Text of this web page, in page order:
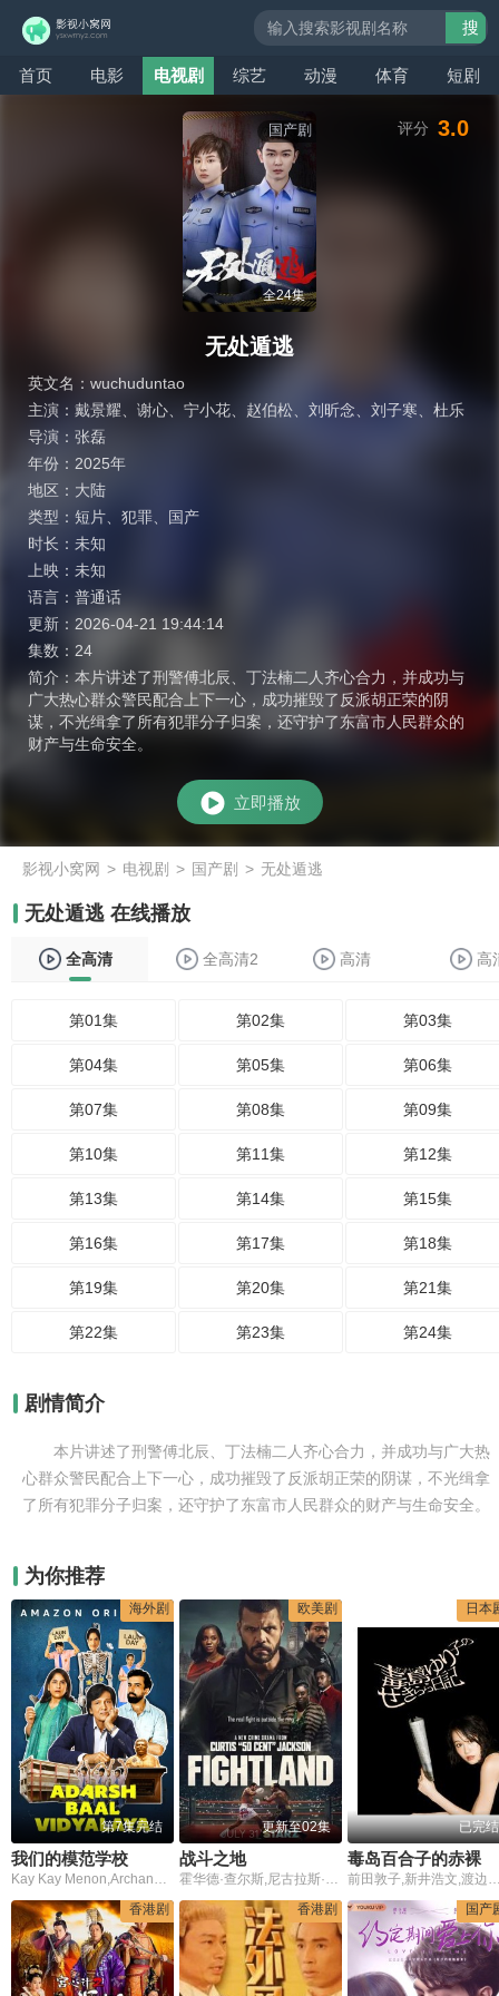
首页 电影 电视剧 综艺 动漫 体育 短剧
搜
国产剧
全24集
无处遁逃
英文名： wuchuduntao
主演： 戴景耀 谢心 宁小花 赵伯松 刘昕念 刘子寒
杜乐
导演： 张磊
年份： 2025年
地区： 大陆
类型： 短片 犯罪
国产
时长： 未知
上映： 未知
语言： 普通话
更新： 2026-04-21 19:44:14
集数： 24
简介： 本片讲述了刑警傅北辰、丁法楠二人齐心合力，并成功与
广大热心群众警民配合上下一心，成功摧毁了反派胡正荣的阴
谋，不光缉拿了所有犯罪分子归案，还守护了东富市人民群众的
财产与生命安全。
评分 3.0
立即播放
影视小窝网 > 电视剧 > 国产剧 > 无处遁逃
无处遁逃 在线播放
全高清 全高清2 高清 高
第01集 第02集 第03集
第04集 第05集 第06集
第07集 第08集 第09集
第10集 第11集 第12集
第13集 第14集 第15集
第16集 第17集 第18集
第19集 第20集 第21集
第22集 第23集 第24集
剧情简介
本片讲述了刑警傅北辰、丁法楠二人齐心合力，并成功与广大热
心群众警民配合上下一心，成功摧毁了反派胡正荣的阴谋，不光缉拿
了所有犯罪分子归案，还守护了东富市人民群众的财产与生命安全。
为你推荐
海外剧
第7集完结
我们的模范学校
Kay Kay Menon,Archana Puran Singh
欧美剧
更新至02集
战斗之地
霍华德·查尔斯,尼古拉斯·平诺克,黛博拉·艾里德
日本
已完结
前田敦子,新井浩文,渡边大知,中村静香,八木将康,前田公辉,諸見里大介,今藤洋子,友川カズ
香港剧
香港剧 国产